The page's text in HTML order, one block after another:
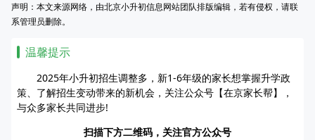
声明：本文来源网络，由北京小升初信息网站团队排版编辑，若有侵权，请联
系管理员删除。
温馨提示
2025年小升初招生调整多，新1-6年级的家长想掌握升学政
策、了解招生变动带来的新机会，关注公众号【在京家长帮】，
与众多家长共同进步!
扫描下方二维码，关注官方公众号